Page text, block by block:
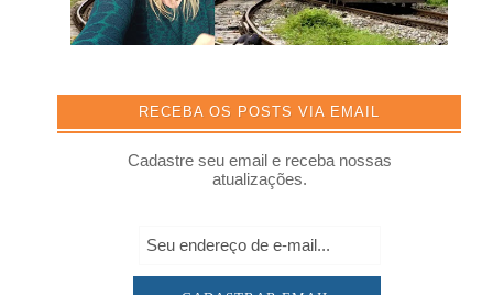
RECEBA OS POSTS VIA EMAIL
Cadastre seu email e receba nossas
atualizações.